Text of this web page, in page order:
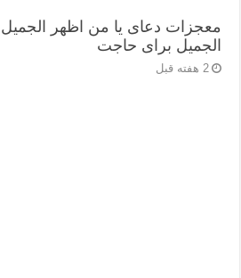
معجزات دعای یا من اظهر
الجمیل برای حاجت
2 هفته قبل